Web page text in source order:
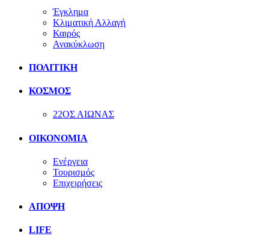
Έγκλημα
Κλιματική Αλλαγή
Καιρός
Ανακύκλωση
ΠΟΛΙΤΙΚΗ
ΚΟΣΜΟΣ
22ΟΣ ΑΙΩΝΑΣ
ΟΙΚΟΝΟΜΙΑ
Ενέργεια
Τουρισμός
Επιχειρήσεις
ΑΠΟΨΗ
LIFE